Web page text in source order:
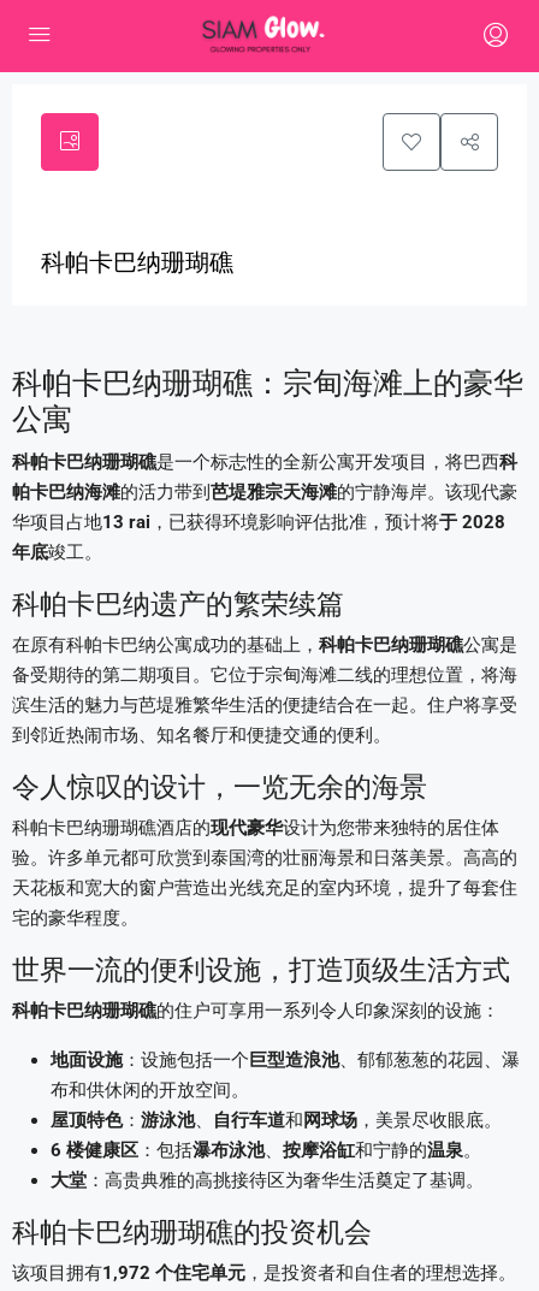
0
科帕卡巴纳珊瑚礁
科帕卡巴纳珊瑚礁：宗甸海滩上的豪华
公寓
科帕卡巴纳珊瑚礁是一个标志性的全新公寓开发项目，将巴西科
帕卡巴纳海滩的活力带到 芭堤雅宗天海滩的宁静海岸。该现代豪
华项目占地13 rai ，已获得环境影响评估批准，预计将于 2028
年底竣工。
科帕卡巴纳遗产的繁荣续篇
在原有科帕卡巴纳公寓成功的基础上， 科帕卡巴纳珊瑚礁公寓是
备受期待的第二期项目。它位于宗甸海滩二线的理想位置，将海
滨生活的魅力与芭堤雅繁华生活的便捷结合在一起。住户将享受
到邻近热闹市场、知名餐厅和便捷交通的便利。
令人惊叹的设计，一览无余的海景
科帕卡巴纳珊瑚礁酒店的现代豪华设计为您带来独特的居住体
验。许多单元都可欣赏到 泰国湾的壮丽海景和日落美景。高高的
天花板和宽大的窗户营造出光线充足的室内环境，提升了每套住
宅的豪华程度。
世界一流的便利设施，打造顶级生活方式
科帕卡巴纳珊瑚礁的住户可享用一系列令人印象深刻的设施：
地面设施：设施包括一个 巨型造浪池、郁郁葱葱的花园、瀑
布和供休闲的开放空间。
屋顶特色： 游泳池、 自行车道和 网球场 ，美景尽收眼底。
6 楼健康区 ：包括瀑布泳池、 按摩浴缸和宁静的温泉。
大堂 ：高贵典雅的高挑接待区为奢华生活奠定了基调。
科帕卡巴纳珊瑚礁的投资机会
该项目拥有1,972 个住宅单元 ，是投资者和自住者的理想选择。